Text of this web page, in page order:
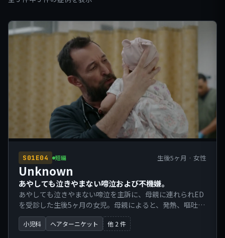
S01E04 短編 生後5ヶ月 · 女性
Unknown
あやしても泣きやまない啼泣および不機嫌。
あやしても泣きやまない啼泣を主訴に、母親に連れられED
を受診した生後5ヶ月の女児。母親によると、発熱、嘔吐、
咳嗽は認められない。哺乳力は良好である。在胎満期、経
腟分娩にて出生し、生後2ヶ月および4ヶ月の定期予防接種
小児科 ヘアターニケット 他 2 件